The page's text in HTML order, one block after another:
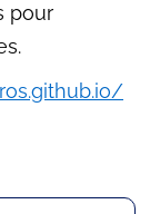
pour